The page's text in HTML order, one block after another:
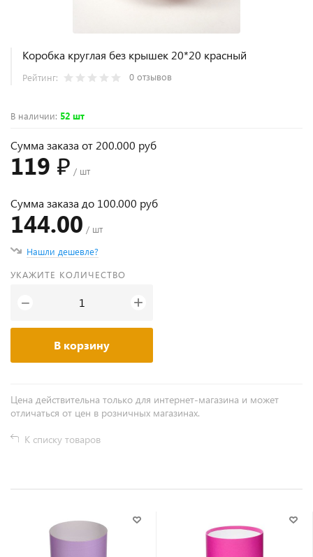
Коробка круглая без крышек 20*20 красный
Рейтинг: 0 отзывов
В наличии: 52 шт
Сумма заказа от 200.000 руб
119 ₽ / шт
Сумма заказа до 100.000 руб
144.00 / шт
Нашли дешевле?
УКАЖИТЕ КОЛИЧЕСТВО
− +
В корзину
Цена действительна только для интернет-магазина и может
отличаться от цен в розничных магазинах.
К списку товаров